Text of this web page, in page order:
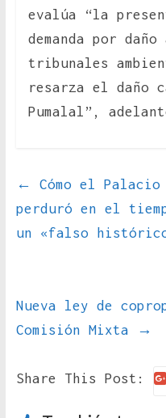
evalúa “la
demanda por
tribunales
resarza el daño
Pumalal”,
←
Cómo el Palacio
perduró en el
un «falso
Nueva ley de
Comisión Mixta
→
Share This Post: